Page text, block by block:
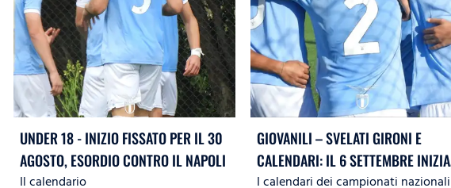
UNDER 18 - INIZIO FISSATO PER IL 30
AGOSTO, ESORDIO CONTRO IL NAPOLI
Il calendario
GIOVANILI – SVELATI GIRONI E
CALENDARI: IL 6 SETTEMBRE INIZIA
LA 17, A SEGUIRE 15 E 16
I calendari dei campionati nazionali